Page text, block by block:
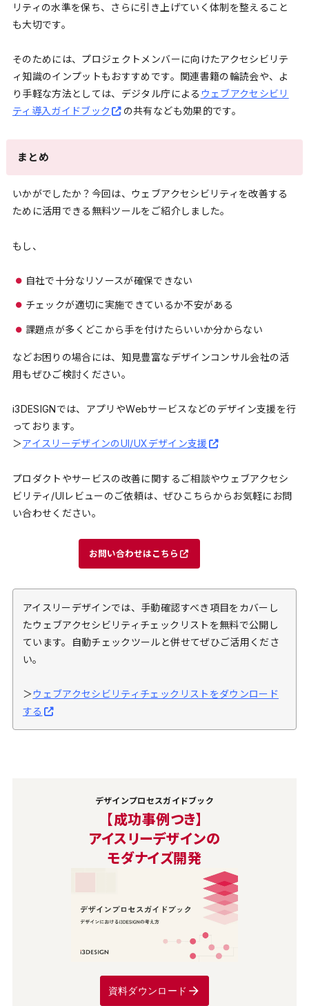
リティの水準を保ち、さらに引き上げていく体制を整えること
も大切です。
そのためには、プロジェクトメンバーに向けたアクセシビリテ
ィ知識のインプットもおすすめです。関連書籍の輪読会や、よ
り手軽な方法としては、デジタル庁による ウェブアクセシビリ
ティ導入ガイドブック
の共有なども効果的です。
まとめ
いかがでしたか？今回は、ウェブアクセシビリティを改善する
ために活用できる無料ツールをご紹介しました。
もし、
自社で十分なリソースが確保できない
チェックが適切に実施できているか不安がある
課題点が多くどこから手を付けたらいいか分からない
などお困りの場合には、知見豊富なデザインコンサル会社の活
用もぜひご検討ください。
i3DESIGNでは、アプリやWebサービスなどのデザイン支援を行
っております。
＞アイスリーデザインのUI/UXデザイン支援
プロダクトやサービスの改善に関するご相談やウェブアクセシ
ビリティ/UIレビューのご依頼は、ぜひこちらからお気軽にお問
い合わせください。
お問い合わせはこちら
アイスリーデザインでは、手動確認すべき項目をカバーし
たウェブアクセシビリティチェックリストを無料で公開し
ています。自動チェックツールと併せてぜひご活用くださ
い。
＞ウェブアクセシビリティチェックリストをダウンロード
する
デザインプロセスガイドブック
【成功事例つき】
アイスリーデザインの
モダナイズ開発
資料ダウンロード